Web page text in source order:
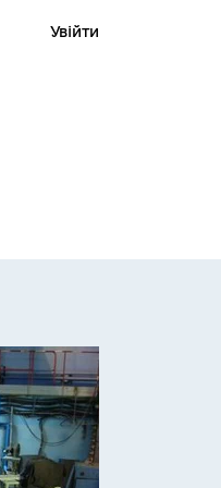
Увійти